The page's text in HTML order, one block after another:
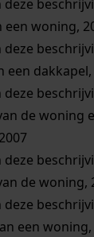
deze
een woning,
deze
een dakkapel,
deze
de woning
deze
de woning,
deze
een woning,